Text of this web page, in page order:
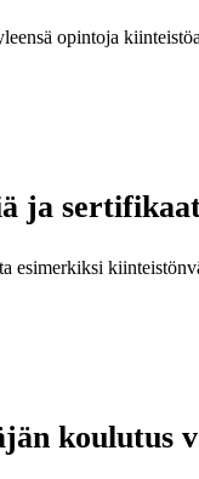
opintoja
ja
esimerkiksi
koulutus